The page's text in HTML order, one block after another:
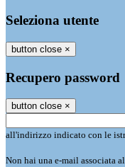
Seleziona utente
button close ×
Recupero password
button close ×
all'indirizzo indicato con le
Non hai una e-mail associata